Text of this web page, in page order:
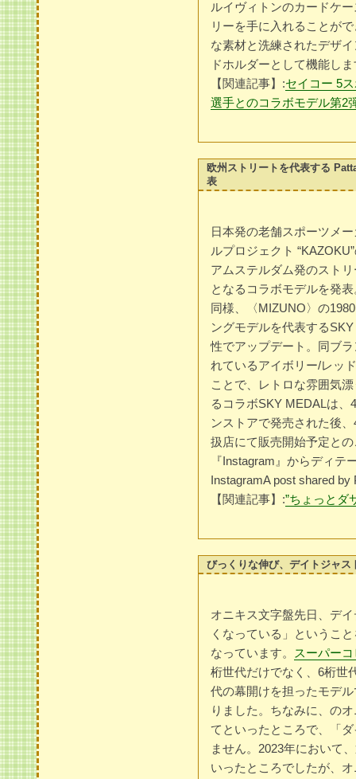
ルイヴィトンのカードケ
リーを手に入れることが
な素材と洗練されたデザ
ドホルダーとして機能し
【関連記事】:セイコー 5
選手とのコラボモデル第2
欧州ストリートを代表する
表
日本発の老舗スポーツメ
ルプロジェクト
アムステルダム発のスト
となるコラボモデルを発
同様、〈MIZUNO〉の
ングモデルを代表する
性でアップデート。同ブ
れているアイボリー/レッ
ことで、レトロな雰囲気
るコラボSKY MEDALは、
ンストアで発売された後
扱店にて販売開始予定と
『Instagram』からディテ
InstagramA post shared by
【関連記事】:”ちょっとダ
びっくりな伸び、デイトジャス
オニキス文字盤先日、デ
くなっている」というこ
なっています。
スーパー
桁世代だけでなく、6桁世
代の幕開けを担ったモデ
りました。ちなみに、の
てといったところで、「
ません。2023年において
いったところでしたが、